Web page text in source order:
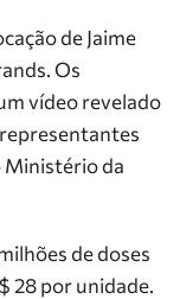
de Jaime
Os
vídeo revelado
representantes
Ministério da
de doses
28 por unidade.